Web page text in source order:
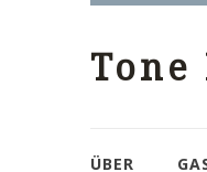
Tone
ÜBER